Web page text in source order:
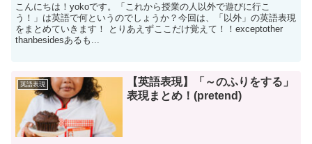
こんにちは！yokoです。「これから授業の人以外で遊びに行こ
う！」は英語で何というのでしょうか？今回は、「以外」の英語表現
をまとめていきます！ とりあえずここだけ覚えて！！exceptother
thanbesidesあるも...
英語表現
【英語表現】「～のふりをする」
表現まとめ！(pretend)